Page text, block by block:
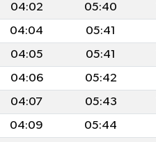
04:02 05:40
04:04 05:41
04:05 05:41
04:06 05:42
04:07 05:43
04:09 05:44